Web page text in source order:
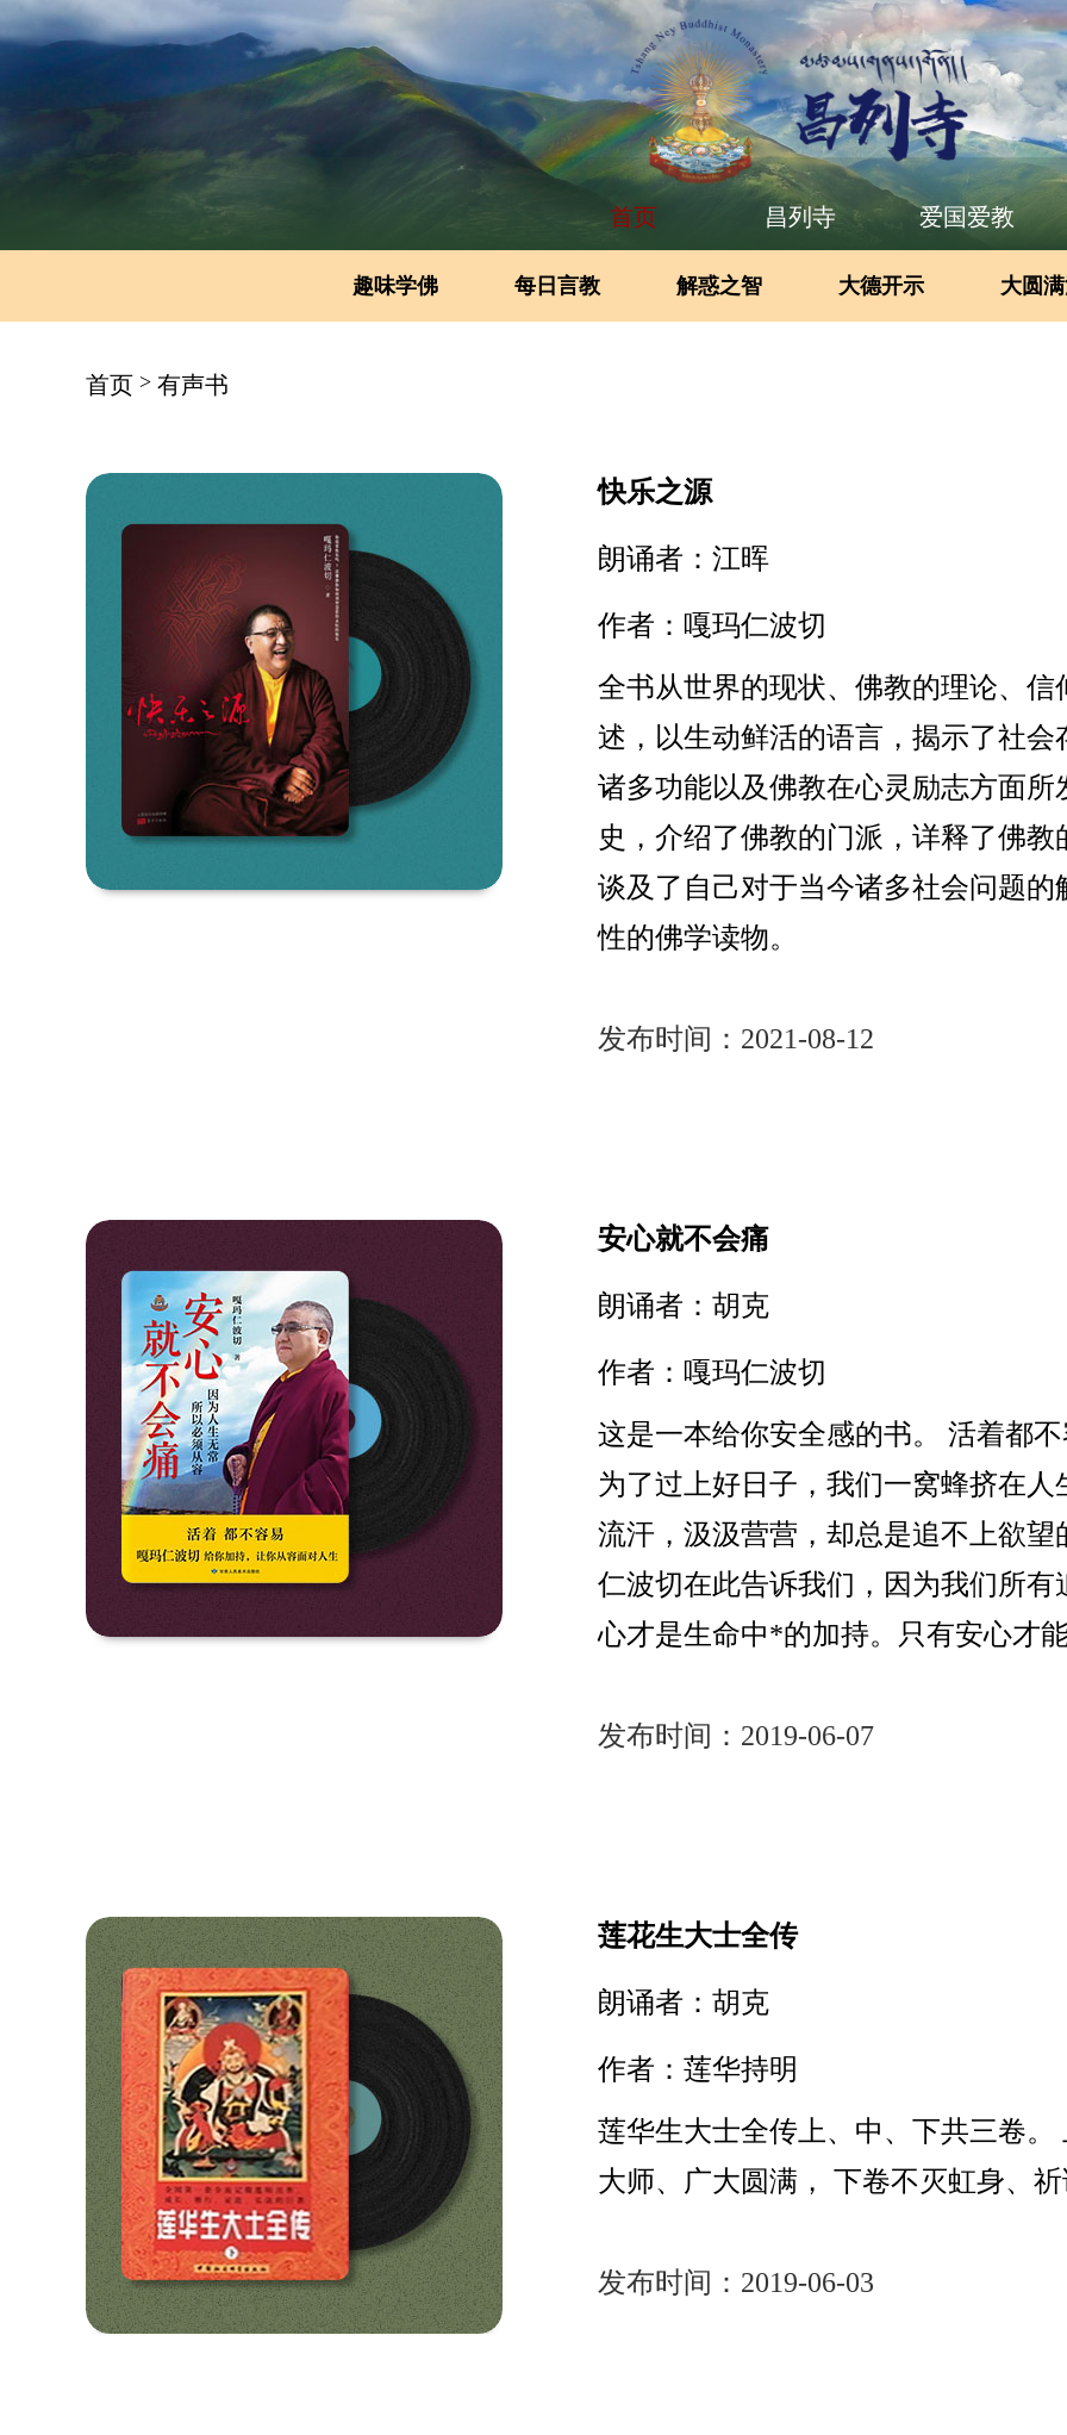
首页 昌列寺 爱国爱教
趣味学佛 每日言教 解惑之智 大德开示 大圆
首页 > 有声书
快乐之源
朗诵者：江晖
作者：嘎玛仁波切
全书从世界的现状、佛教的理论、
述，以生动鲜活的语言，揭示了社
诸多功能以及佛教在心灵励志方面
史，介绍了佛教的门派，详释了佛
谈及了自己对于当今诸多社会问题
性的佛学读物。
发布时间：2021-08-12
安心就不会痛
朗诵者：胡克
作者：嘎玛仁波切
这是一本给你安全感的书。 活着都
为了过上好日子，我们一窝蜂挤在
流汗，汲汲营营，却总是追不上欲
仁波切在此告诉我们，因为我们所
心才是生命中*的加持。只有安心才
发布时间：2019-06-07
莲花生大士全传
朗诵者：胡克
作者：莲华持明
莲华生大士全传上、中、下共三卷
大师、广大圆满， 下卷不灭虹身、
发布时间：2019-06-03